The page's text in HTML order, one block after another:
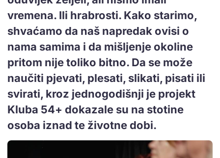
vremena. Ili hrabrosti. Kako starimo,
shvaćamo da naš napredak ovisi o
nama samima i da mišljenje okoline
pritom nije toliko bitno. Da se može
naučiti pjevati, plesati, slikati, pisati ili
svirati, kroz jednogodišnji je projekt
Kluba 54+ dokazale su na stotine
osoba iznad te životne dobi.